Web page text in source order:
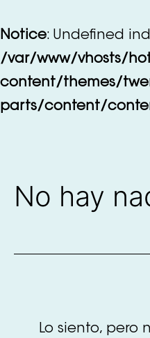
al
contenido
Notice: Undefined
/var/www/vhosts/
content/themes/
parts/content/
No hay
Lo siento, pero